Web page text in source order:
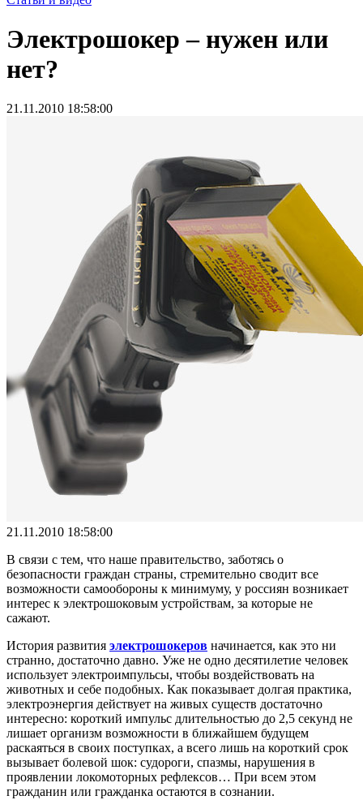
Электрошокер – нужен или
нет?
21.11.2010 18:58:00
21.11.2010 18:58:00
В связи с тем, что наше правительство, заботясь о
безопасности граждан страны, стремительно сводит все
возможности самообороны к минимуму, у россиян возникает
интерес к электрошоковым устройствам, за которые не
сажают.
История развития электрошокеров начинается, как это ни
странно, достаточно давно. Уже не одно десятилетие человек
использует электроимпульсы, чтобы воздействовать на
животных и себе подобных. Как показывает долгая практика,
электроэнергия действует на живых существ достаточно
интересно: короткий импульс длительностью до 2,5 секунд не
лишает организм возможности в ближайшем будущем
раскаяться в своих поступках, а всего лишь на короткий срок
вызывает болевой шок: судороги, спазмы, нарушения в
проявлении локомоторных рефлексов… При всем этом
гражданин или гражданка остаются в сознании.